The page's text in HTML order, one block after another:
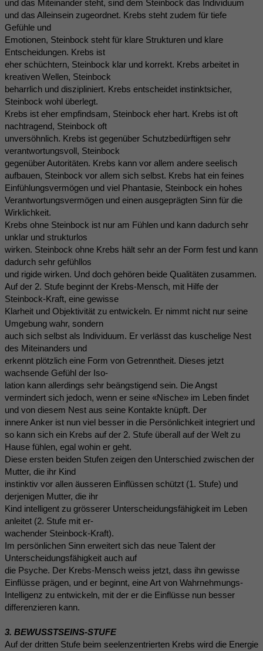
und das Miteinander steht, sind dem Steinbock das Individuum
und das Alleinsein zugeordnet. Krebs steht zudem für tiefe
Gefühle und
Emotionen, Steinbock steht für klare Strukturen und klare
Entscheidungen. Krebs ist
eher schüchtern, Steinbock klar und korrekt. Krebs arbeitet in
kreativen Wellen, Steinbock
beharrlich und diszipliniert. Krebs entscheidet instinktsicher,
Steinbock wohl überlegt.
Krebs ist eher empfindsam, Steinbock eher hart. Krebs ist oft
nachtragend, Steinbock oft
unversöhnlich. Krebs ist gegenüber Schutzbedürftigen sehr
verantwortungsvoll, Steinbock
gegenüber Autoritäten. Krebs kann vor allem andere seelisch
aufbauen, Steinbock vor allem sich selbst. Krebs hat ein feines
Einfühlungsvermögen und viel Phantasie, Steinbock ein hohes
Verantwortungsvermögen und einen ausgeprägten Sinn für die
Wirklichkeit.
Krebs ohne Steinbock ist nur am Fühlen und kann dadurch sehr
unklar und strukturlos
wirken. Steinbock ohne Krebs hält sehr an der Form fest und kann
dadurch sehr gefühllos
und rigide wirken. Und doch gehören beide Qualitäten zusammen.
Auf der 2. Stufe beginnt der Krebs-Mensch, mit Hilfe der
Steinbock-Kraft, eine gewisse
Klarheit und Objektivität zu entwickeln. Er nimmt nicht nur seine
Umgebung wahr, sondern
auch sich selbst als Individuum. Er verlässt das kuschelige Nest
des Miteinanders und
erkennt plötzlich eine Form von Getrenntheit. Dieses jetzt
wachsende Gefühl der Iso-
lation kann allerdings sehr beängstigend sein. Die Angst
vermindert sich jedoch, wenn er seine «Nische» im Leben findet
und von diesem Nest aus seine Kontakte knüpft. Der
innere Anker ist nun viel besser in die Persönlichkeit integriert und
so kann sich ein Krebs auf der 2. Stufe überall auf der Welt zu
Hause fühlen, egal wohin er geht.
Diese ersten beiden Stufen zeigen den Unterschied zwischen der
Mutter, die ihr Kind
instinktiv vor allen äusseren Einflüssen schützt (1. Stufe) und
derjenigen Mutter, die ihr
Kind intelligent zu grösserer Unterscheidungsfähigkeit im Leben
anleitet (2. Stufe mit er-
wachender Steinbock-Kraft).
Im persönlichen Sinn erweitert sich das neue Talent der
Unterscheidungsfähigkeit auch auf
die Psyche. Der Krebs-Mensch weiss jetzt, dass ihn gewisse
Einflüsse prägen, und er beginnt, eine Art von Wahrnehmungs-
Intelligenz zu entwickeln, mit der er die Einflüsse nun besser
differenzieren kann.
3. BEWUSSTSEINS-STUFE
Auf der dritten Stufe beim seelenzentrierten Krebs wird die Energie